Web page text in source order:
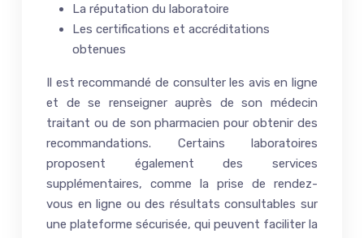
La réputation du laboratoire
Les certifications et accréditations
obtenues
Il est recommandé de consulter les avis en ligne
et de se renseigner auprès de son médecin
traitant ou de son pharmacien pour obtenir des
recommandations. Certains laboratoires
proposent également des services
supplémentaires, comme la prise de rendez-
vous en ligne ou des résultats consultables sur
une plateforme sécurisée, qui peuvent faciliter la